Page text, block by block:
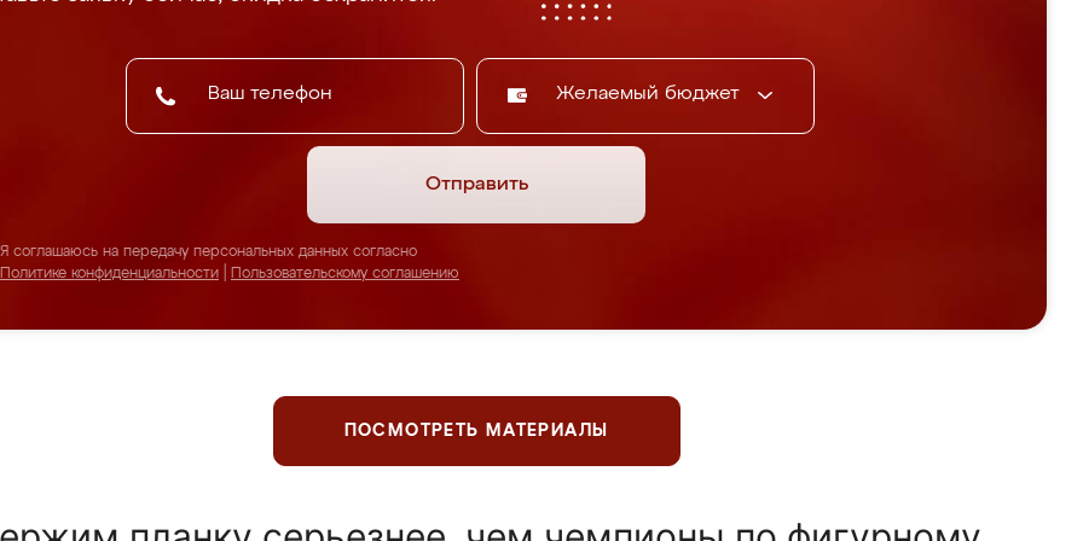
Желаемый бюджет
Отправить
Я соглашаюсь на передачу персональных данных согласно
Политике конфиденциальности
Пользовательскому соглашению
ПОСМОТРЕТЬ МАТЕРИАЛЫ